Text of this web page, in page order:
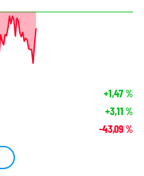
+1,47%
+3,11 %
-43,09%